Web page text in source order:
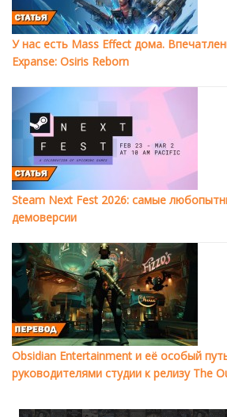
У нас есть Mass Effect дома.
Expanse: Osiris Reborn
Steam Next Fest 2026: самые
демоверсии
Obsidian Entertainment и её особый
руководителями студии к релизу The